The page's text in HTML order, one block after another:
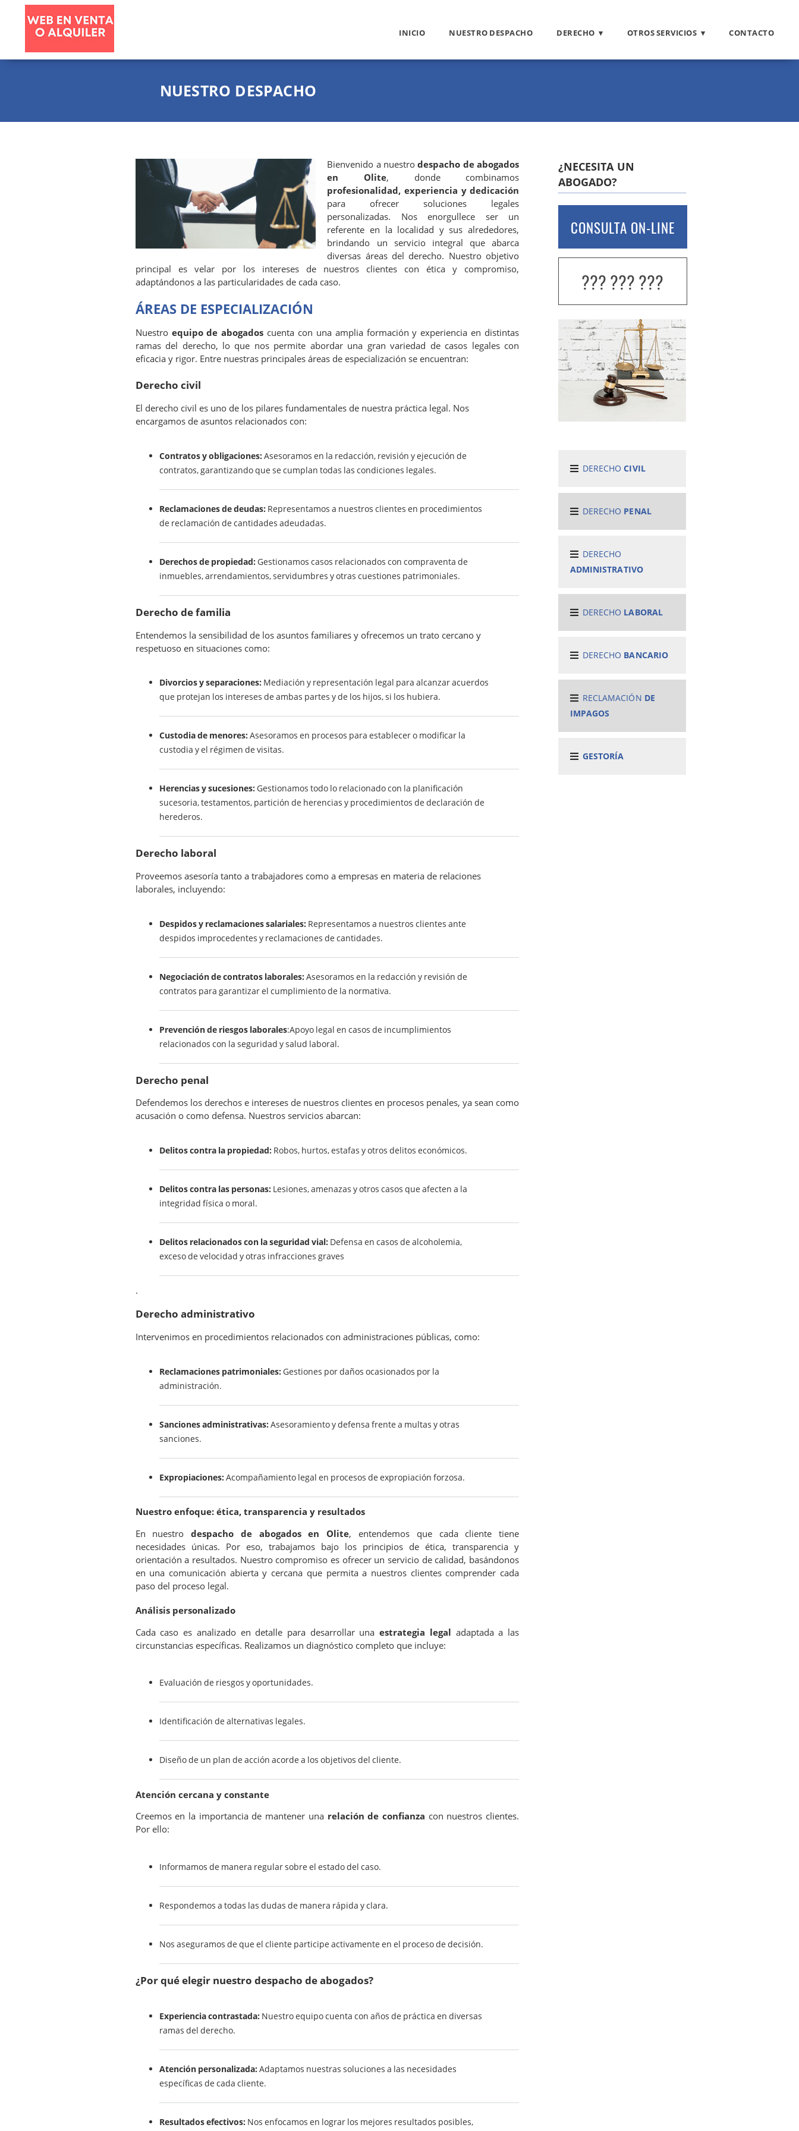
INICIO NUESTRO DESPACHO DERECHO OTROS SERVICIOS CONTACTO
NUESTRO DESPACHO
Bienvenido a nuestrodespacho de abogados
en Olite, donde combinamos
profesionalidad, experiencia y dedicación
para ofrecer soluciones legales
personalizadas. Nos enorgullece ser un
referente en la localidad y sus alrededores,
brindando un servicio integral que abarca
diversas áreas del derecho. Nuestro objetivo
principal es velar por los intereses de nuestros clientes con ética y compromiso,
adaptándonos a las particularidades de cada caso.
ÁREAS DE ESPECIALIZACIÓN
Nuestro equipo de abogados cuenta con una amplia formación y experiencia en distintas
ramas del derecho, lo que nos permite abordar una gran variedad de casos legales con
eficacia y rigor. Entre nuestras principales áreas de especialización se encuentran:
Derecho civil
El derecho civil es uno de los pilares fundamentales de nuestra práctica legal. Nos
encargamos de asuntos relacionados con:
Contratos y obligaciones: Asesoramos en la redacción, revisión y ejecución de
contratos, garantizando que se cumplan todas las condiciones legales.
Reclamaciones de deudas: Representamos a nuestros clientes en procedimientos
de reclamación de cantidades adeudadas.
Derechos de propiedad: Gestionamos casos relacionados con compraventa de
inmuebles, arrendamientos, servidumbres y otras cuestiones patrimoniales.
Derecho de familia
Entendemos la sensibilidad de los asuntos familiares y ofrecemos un trato cercano y
respetuoso en situaciones como:
Divorcios y separaciones: Mediación y representación legal para alcanzar acuerdos
que protejan los intereses de ambas partes y de los hijos, si los hubiera.
Custodia de menores: Asesoramos en procesos para establecer o modificar la
custodia y el régimen de visitas.
Herencias y sucesiones: Gestionamos todo lo relacionado con la planificación
sucesoria, testamentos, partición de herencias y procedimientos de declaración de
herederos.
Derecho laboral
Proveemos asesoría tanto a trabajadores como a empresas en materia de relaciones
laborales, incluyendo:
Despidos y reclamaciones salariales: Representamos a nuestros clientes ante
despidos improcedentes y reclamaciones de cantidades.
Negociación de contratos laborales: Asesoramos en la redacción y revisión de
contratos para garantizar el cumplimiento de la normativa.
Prevención de riesgos laborales:Apoyo legal en casos de incumplimientos
relacionados con la seguridad y salud laboral.
Derecho penal
Defendemos los derechos e intereses de nuestros clientes en procesos penales, ya sean como
acusación o como defensa. Nuestros servicios abarcan:
Delitos contra la propiedad: Robos, hurtos, estafas y otros delitos económicos.
Delitos contra las personas: Lesiones, amenazas y otros casos que afecten a la
integridad física o moral.
Delitos relacionados con la seguridad vial: Defensa en casos de alcoholemia,
exceso de velocidad y otras infracciones graves
.
Derecho administrativo
Intervenimos en procedimientos relacionados con administraciones públicas, como:
Reclamaciones patrimoniales: Gestiones por daños ocasionados por la
administración.
Sanciones administrativas: Asesoramiento y defensa frente a multas y otras
sanciones.
Expropiaciones: Acompañamiento legal en procesos de expropiación forzosa.
Nuestro enfoque: ética, transparencia y resultados
En nuestrodespacho de abogados en Olite, entendemos que cada cliente tiene
necesidades únicas. Por eso, trabajamos bajo los principios de ética, transparencia y
orientación a resultados. Nuestro compromiso es ofrecer un servicio de calidad, basándonos
en una comunicación abierta y cercana que permita a nuestros clientes comprender cada
paso del proceso legal.
Análisis personalizado
Cada caso es analizado en detalle para desarrollar unaestrategia legal adaptada a las
circunstancias específicas. Realizamos un diagnóstico completo que incluye:
Evaluación de riesgos y oportunidades.
Identificación de alternativas legales.
Diseño de un plan de acción acorde a los objetivos del cliente.
Atención cercana y constante
Creemos en la importancia de mantener una relación de confianza con nuestros clientes.
Por ello:
Informamos de manera regular sobre el estado del caso.
Respondemos a todas las dudas de manera rápida y clara.
Nos aseguramos de que el cliente participe activamente en el proceso de decisión.
¿Por qué elegir nuestro despacho de abogados?
Experiencia contrastada: Nuestro equipo cuenta con años de práctica en diversas
ramas del derecho.
Atención personalizada: Adaptamos nuestras soluciones a las necesidades
específicas de cada cliente.
Resultados efectivos: Nos enfocamos en lograr los mejores resultados posibles,
¿NECESITA UN
ABOGADO?
CONSULTA ON-LINE
??? ??? ???
DERECHOCIVIL
DERECHO PENAL
DERECHO
ADMINISTRATIVO
DERECHO LABORAL
DERECHO BANCARIO
RECLAMACIÓN DE
IMPAGOS
GESTORÍA